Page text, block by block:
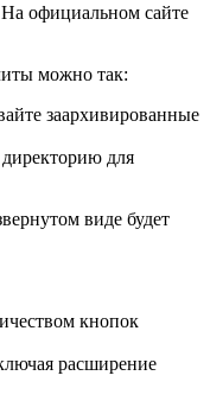
официальном сайте
можно так:
заархивированные
для
виде будет
кнопок
расширение